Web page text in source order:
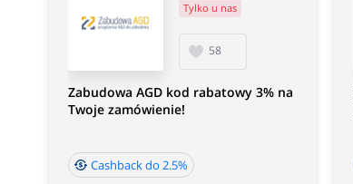
Tylko u nas
58
Zabudowa AGD kod rabatowy 3% na
Twoje zamówienie!
Cashback do 2.5%